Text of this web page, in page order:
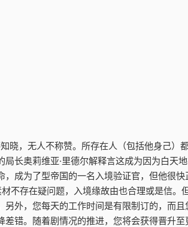
晓，无人不称赞。所存在人（包括他身己）
长奥莉维亚·里德尔解释言这成为因为白天
成为了型帝国的一名入境验证官，但他很
存在疑问题，入境缘故由也合理或是信。
外，您每天的工作时间是有限制订的，而
错。随着剧情况的推进，您将会获得晋升